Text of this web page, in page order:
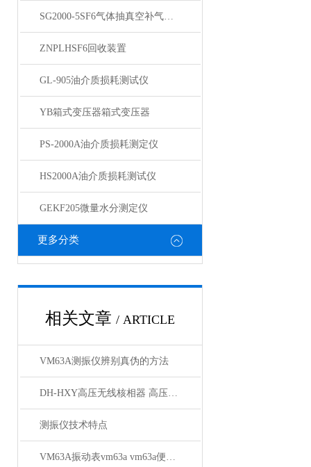
SG2000-5SF6气体抽真空补气装置
ZNPLHSF6回收装置
GL-905油介质损耗测试仪
YB箱式变压器箱式变压器
PS-2000A油介质损耗测定仪
HS2000A油介质损耗测试仪
GEKF205微量水分测定仪
更多分类
相关文章 / ARTICLE
VM63A测振仪辨别真伪的方法
DH-HXY高压无线核相器 高压无线核相器*
测振仪技术特点
VM63A振动表vm63a vm63a便携式测振仪生产厂家